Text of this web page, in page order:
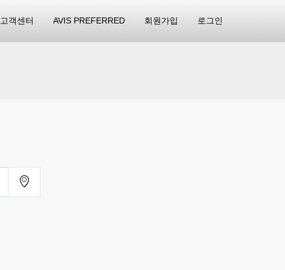
고객센터 AVIS PREFERRED 회원가입 로그인